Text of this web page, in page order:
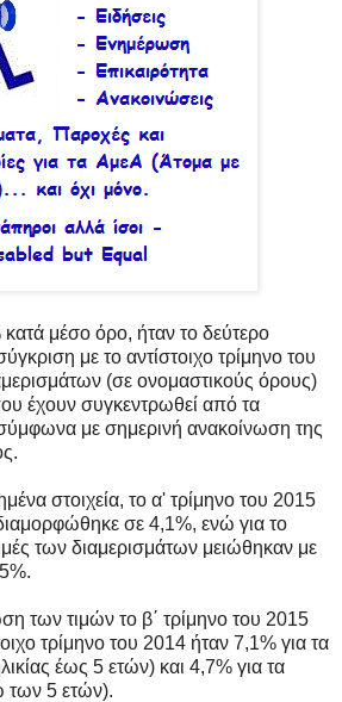
μέσο όρο, ήταν το δεύτερο
με το αντίστοιχο τρίμηνο του
(σε ονομαστικούς όρους)
έχουν συγκεντρωθεί από τα
με σημερινή ανακοίνωση της
στοιχεία, το α' τρίμηνο του 2015
σε 4,1%, ενώ για το
των διαμερισμάτων μειώθηκαν με
των τιμών το β΄ τρίμηνο του 2015
τρίμηνο του 2014 ήταν 7,1% για τα
έως 5 ετών) και 4,7% για τα
των 5 ετών).